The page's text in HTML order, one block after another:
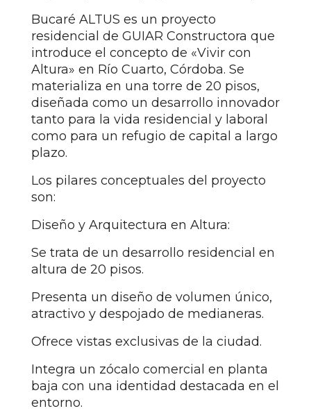
Bucaré ALTUS es un proyecto
residencial de GUIAR Constructora que
introduce el concepto de «Vivir con
Altura» en Río Cuarto, Córdoba. Se
materializa en una torre de 20 pisos,
diseñada como un desarrollo innovador
tanto para la vida residencial y laboral
como para un refugio de capital a largo
plazo.
Los pilares conceptuales del proyecto
son:
Diseño y Arquitectura en Altura:
Se trata de un desarrollo residencial en
altura de 20 pisos.
Presenta un diseño de volumen único,
atractivo y despojado de medianeras.
Ofrece vistas exclusivas de la ciudad.
Integra un zócalo comercial en planta
baja con una identidad destacada en el
entorno.